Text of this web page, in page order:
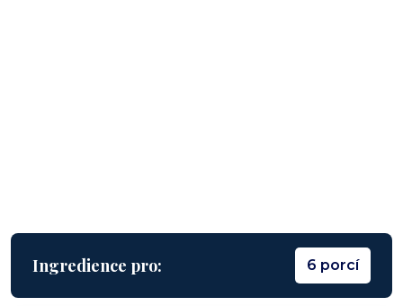
Ingredience pro: 6 porcí